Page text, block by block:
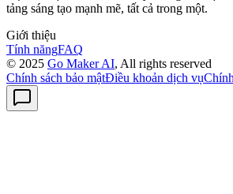
tảng sáng tạo mạnh mẽ, tất cả trong một.
Giới thiệu
Tính năngFAQ
© 2025 Go Maker AI, All rights reserved
Chính sách bảo mậtĐiều khoản dịch vụ